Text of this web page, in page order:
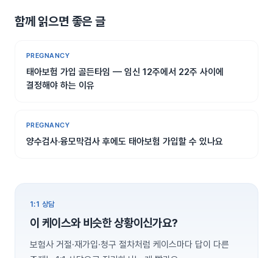
함께 읽으면 좋은 글
PREGNANCY
태아보험 가입 골든타임 — 임신 12주에서 22주 사이에
결정해야 하는 이유
PREGNANCY
양수검사·융모막검사 후에도 태아보험 가입할 수 있나요
1:1 상담
이 케이스와 비슷한 상황이신가요?
보험사 거절·재가입·청구 절차처럼 케이스마다 답이 다른